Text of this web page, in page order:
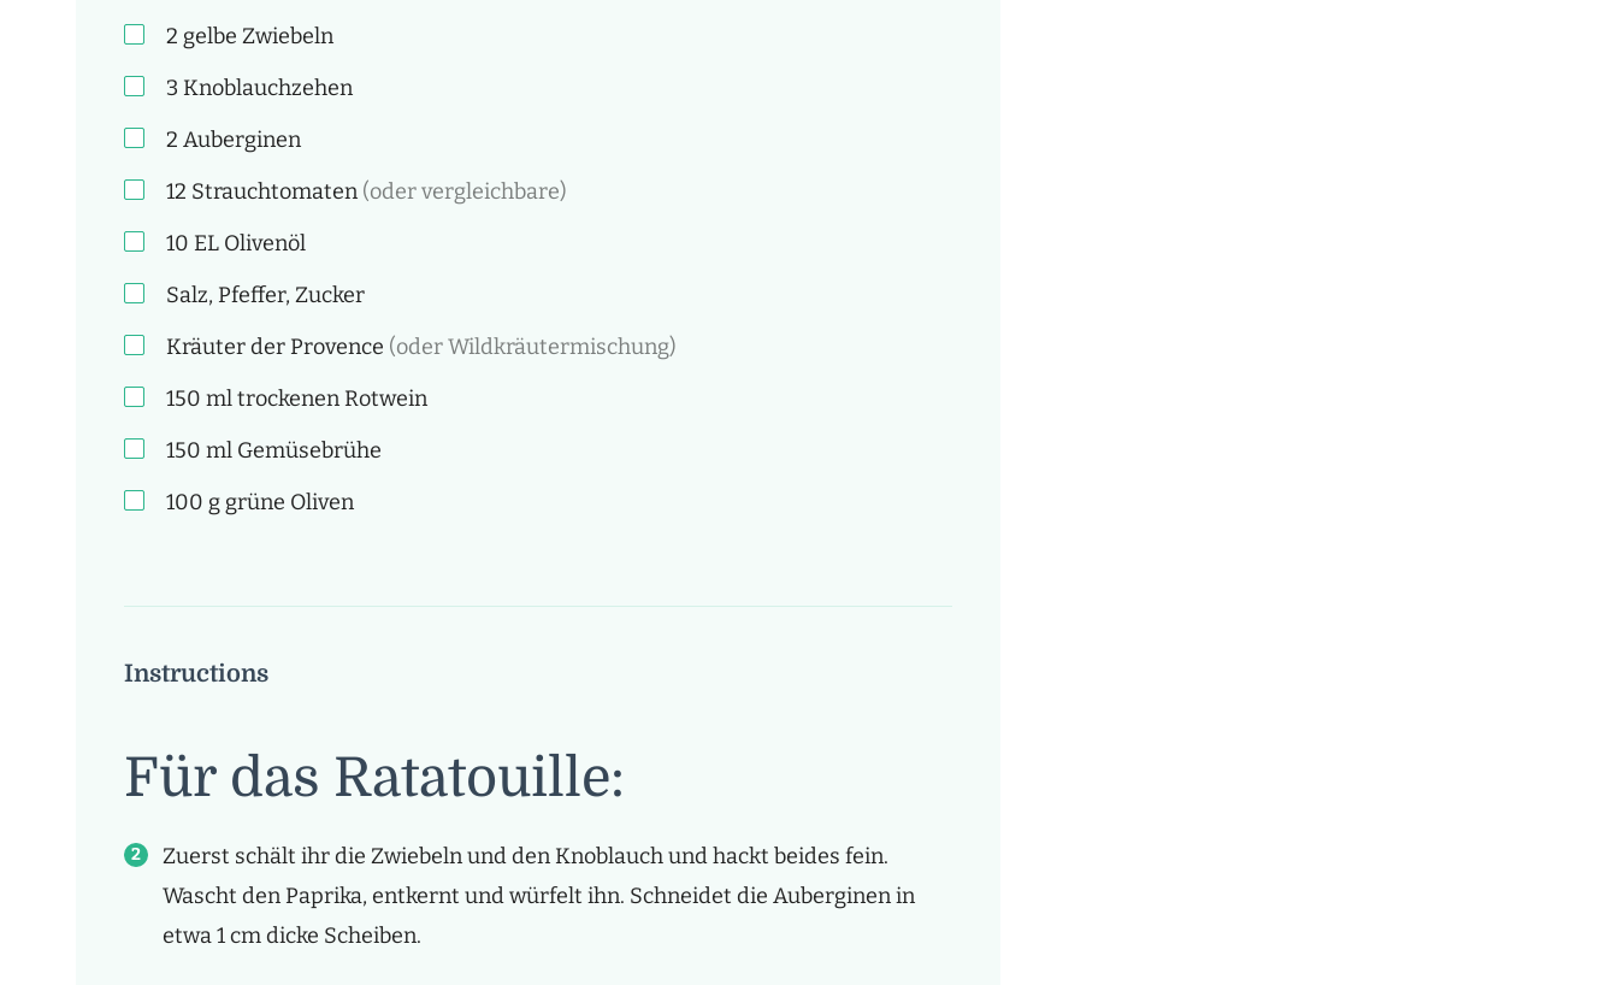
2 gelbe Zwiebeln
3 Knoblauchzehen
2 Auberginen
12 Strauchtomaten (oder vergleichbare)
10 EL Olivenöl
Salz, Pfeffer, Zucker
Kräuter der Provence (oder Wildkräutermischung)
150 mltrockenen Rotwein
150 mlGemüsebrühe
100 ggrüne Oliven
Instructions
Für das Ratatouille:
Zuerst schält ihr die Zwiebeln und den Knoblauch und hackt beides fein.
Wascht den Paprika, entkernt und würfelt ihn. Schneidet die Auberginen in
etwa 1 cm dicke Scheiben.